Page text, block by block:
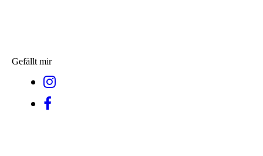
Gefällt mir